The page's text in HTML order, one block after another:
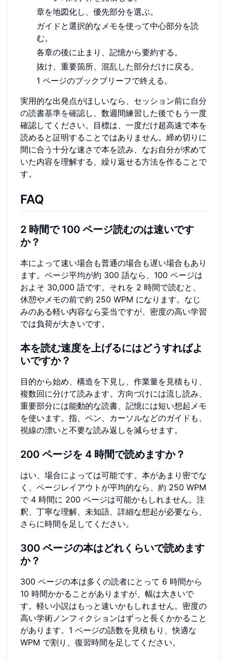
章を地図化し、優先部分を選ぶ。
ガイドと選択的なメモを使って中心部分を読
む。
各章の後に止まり、記憶から要約する。
抜け、重要箇所、混乱した部分だけに戻る。
1 ページのブックブリーフで終える。
実用的な出発点がほしいなら、セッション前に自分
の読書基準を確認し、数週間練習した後でもう一度
確認してください。目標は、一度だけ超高速で本を
読めると証明することではありません。締め切りに
間に合う十分な速さで本を読み、なお自分が求めて
いた内容を理解する、繰り返せる方法を作ることで
す。
FAQ
2 時間で 100 ページ読むのは速いです
か？
本によって速い場合も普通の場合も遅い場合もあり
ます。ページ平均が約 300 語なら、100 ページは
およそ 30,000 語です。それを 2 時間で読むと、
休憩やメモの前で約 250 WPM になります。なじ
みのある軽い内容なら妥当ですが、密度の高い学習
では負荷が大きいです。
本を読む速度を上げるにはどうすればよ
いですか？
目的から始め、構造を下見し、作業量を見積もり、
複数回に分けて読みます。方向づけには流し読み、
重要部分には能動的な読書、記憶には短い想起メモ
を使います。指、ペン、カーソルなどのガイドも、
視線の漂いと不要な読み返しを減らせます。
200 ページを 4 時間で読めますか？
はい、場合によっては可能です。本があまり密でな
く、ページレイアウトが平均的なら、約 250 WPM
で 4 時間に 200 ページは可能かもしれません。注
釈、丁寧な理解、未知語、詳細な想起が必要なら、
さらに時間を足してください。
300 ページの本はどれくらいで読めます
か？
300 ページの本は多くの読者にとって 6 時間から
10 時間かかることがありますが、幅は大きいで
す。軽い小説はもっと速いかもしれません。密度の
高い学術ノンフィクションはずっと長くかかること
があります。1 ページの語数を見積もり、快適な
WPM で割り、復習時間を足してください。